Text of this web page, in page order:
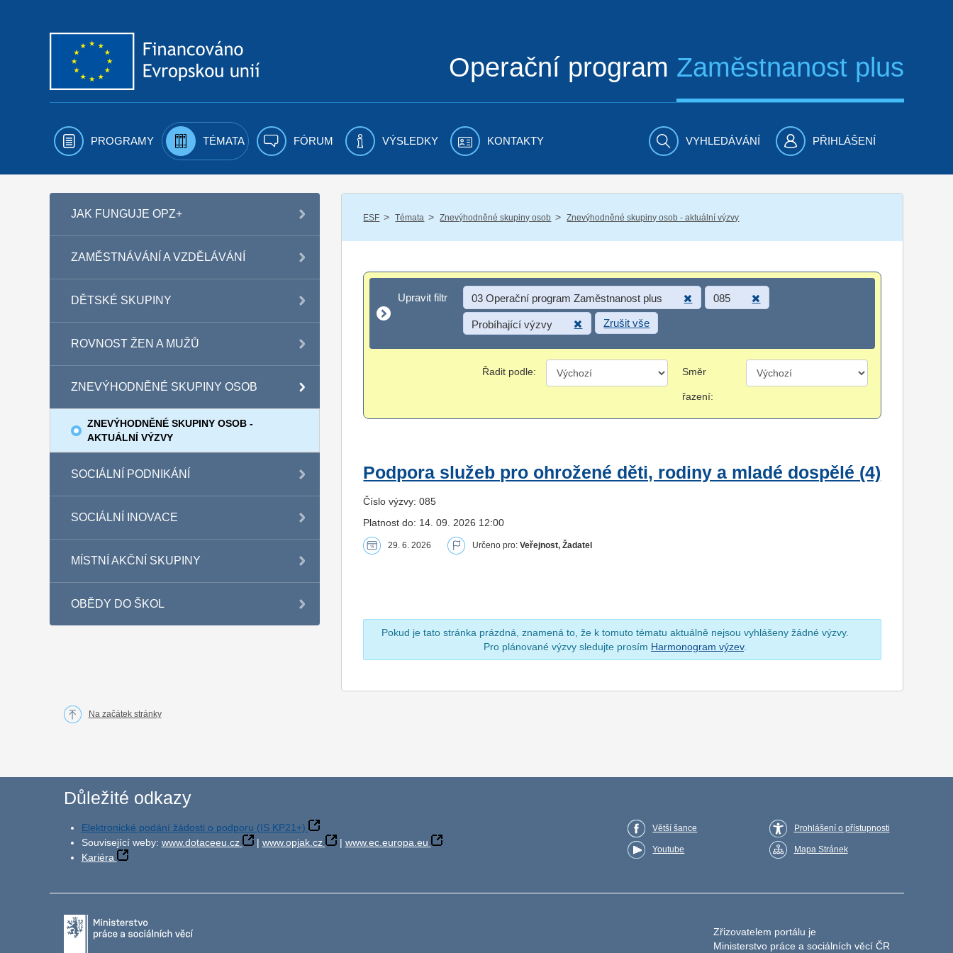
Operační program Zaměstnanost plus
PROGRAMY TÉMATA FÓRUM VÝSLEDKY KONTAKTY VYHLEDÁVÁNÍ PŘIHLÁŠENÍ
JAK FUNGUJE OPZ+
ZAMĚSTNÁVÁNÍ A VZDĚLÁVÁNÍ
DĚTSKÉ SKUPINY
ROVNOST ŽEN A MUŽŮ
ZNEVÝHODNĚNÉ SKUPINY OSOB
ZNEVÝHODNĚNÉ SKUPINY OSOB -
AKTUÁLNÍ VÝZVY
SOCIÁLNÍ PODNIKÁNÍ
SOCIÁLNÍ INOVACE
MÍSTNÍ AKČNÍ SKUPINY
OBĚDY DO ŠKOL
ESF / Témata / Znevýhodněné skupiny osob / Znevýhodněné skupiny osob - aktuální výzvy
Upravit filtr
Upravit filtr 03 Operační program Zaměstnanost plus 085
Probíhající výzvy Zrušit vše
Řadit podle: Směr
řazení:
Podpora služeb pro ohrožené děti, rodiny a mladé dospělé (4)
Číslo výzvy: 085
Platnost do: 14. 09. 2026 12:00
29. 6. 2026 Určeno pro:Veřejnost, Žadatel
Pokud je tato stránka prázdná, znamená to, že k tomuto tématu aktuálně nejsou vyhlášeny žádné výzvy.
Pro plánované výzvy sledujte prosím Harmonogram výzev.
Na začátek stránky
Důležité odkazy
Elektronické podání žádosti o podporu (IS KP21+)
Související weby: www.dotaceeu.cz | www.opjak.cz | www.ec.europa.eu
Kariéra
Větší šance
Youtube
Prohlášení o přístupnosti
Mapa Stránek
Zřizovatelem portálu je
Ministerstvo práce a sociálních věcí ČR